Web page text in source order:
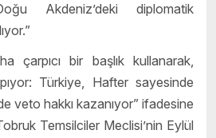
Akdeniz’deki diplomatik
çarpıcı bir başlık kullanarak,
Türkiye, Hafter sayesinde
veto hakkı kazanıyor” ifadesine
Temsilciler Meclisi’nin Eylül